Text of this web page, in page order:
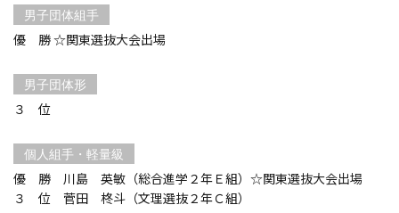
男子団体組手
優 勝 ☆関東選抜大会出場
男子団体形
３ 位
個人組手・軽量級
優 勝 川島 英敏（総合進学２年Ｅ組）☆関東選抜大会出場
３ 位 菅田 柊斗（文理選抜２年Ｃ組）